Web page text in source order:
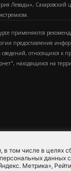
том числе в целях
данных
Метрика»,
Левады», Сахаровский
применяются
предоставления
сведений, относящихся к
находящихся на